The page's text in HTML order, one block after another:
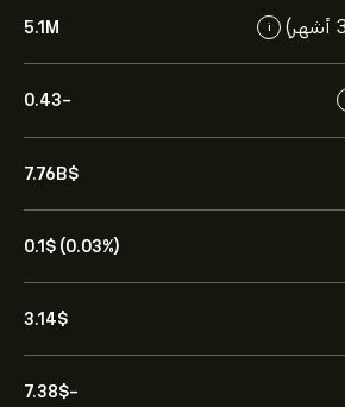
i
5.1M
-0.43
7.76B‎$‎
0.1‎$‎ (0.03%)
3.14‎$‎
-7.38‎$‎